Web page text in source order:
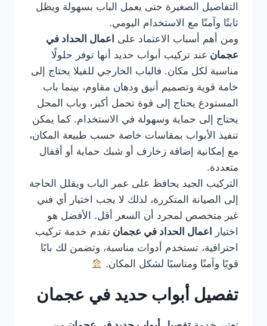
التفاصيل الصغيرة حتى يعمل الباب بسهولة ويظل
ثابتًا وآمنًا مع الاستخدام اليومي.
ومن أهم أسباب الاعتماد على اعمال الحداد في
عجمان عند تركيب أبواب حديد أنها توفر حلولًا
مناسبة لكل مكان. فالباب الخارجي للفيلا يحتاج إلى
خامة قوية وتصميم أنيق ودهان مقاوم، بينما باب
المستودع يحتاج إلى قوة تحمل أكبر، وباب المحل
يحتاج إلى حماية وسهولة في الاستخدام. كما يمكن
تنفيذ الأبواب بمقاسات خاصة حسب طبيعة المكان،
مع إمكانية إضافة زخارف أو شبك حماية أو أقفال
متعددة.
التركيب الجيد يحافظ على عمر الباب ويقلل الحاجة
إلى الصيانة المتكررة، لذلك لا يجب اختيار أي فني
غير متخصص لمجرد أن السعر أقل. الأفضل هو
اختيار
اعمال الحداد في عجمان تقدم خدمة تركيب
احترافية، تستخدم أدوات مناسبة، وتضمن لك بابًا
قويًا وآمنًا ومناسبًا لشكل المكان.
تفصيل أبواب حديد في عجمان